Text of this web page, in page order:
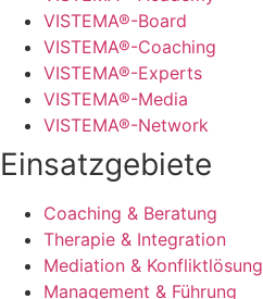
VISTEMA®-Board
VISTEMA®-Coaching
VISTEMA®-Experts
VISTEMA®-Media
VISTEMA®-Network
Einsatzgebiete
Coaching & Beratung
Therapie & Integration
Mediation & Konfliktlösung
Management & Führung